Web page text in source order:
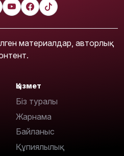
материалдар, авторлық
Қызмет
Біз туралы
Жарнама
Байланыс
Құпиялылық